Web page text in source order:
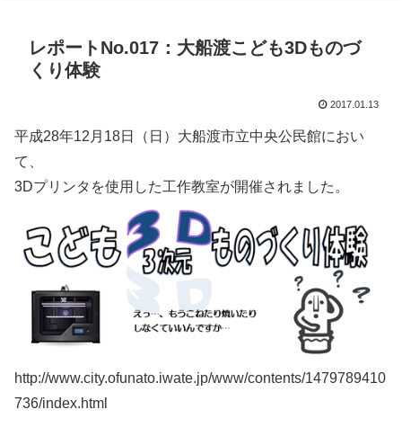
レポートNo.017：大船渡こども3Dものづ
くり体験
2017.01.13
平成28年12月18日（日）大船渡市立中央公民館におい
て、
3Dプリンタを使用した工作教室が開催されました。
http://www.city.ofunato.iwate.jp/www/contents/1479789410
736/index.html